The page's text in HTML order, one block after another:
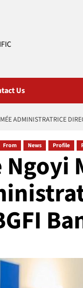
Us
ADMINISTRATRICE
From News Profile
Ngoyi